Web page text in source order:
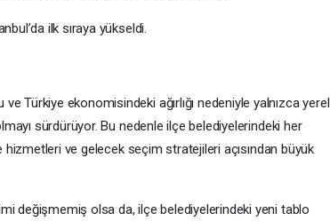
ilk sıraya yükseldi.
Türkiye ekonomisindeki ağırlığı nedeniyle yalnızca yerel
sürdürüyor. Bu nedenle ilçe belediyelerindeki her
ve gelecek seçim stratejileri açısından büyük
değişmemiş olsa da, ilçe belediyelerindeki yeni tablo